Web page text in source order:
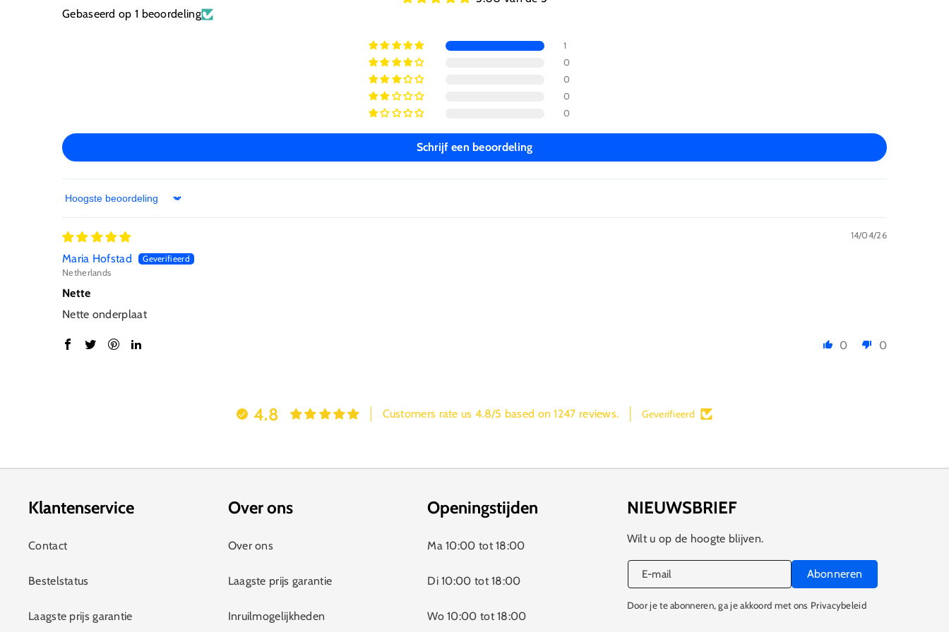
Gebaseerd op 1 beoordeling
1
0
0
0
0
Schrijf een beoordeling
Sort by
14/04/26
Maria Hofstad
Netherlands
Nette
Nette onderplaat
0 0
4.8 Customers rate us 4.8/5 based on 1247 reviews. Geverifieerd
Klantenservice
Contact
Bestelstatus
Laagste prijs garantie
Over ons
Over ons
Laagste prijs garantie
Inruilmogelijkheden
Openingstijden
Ma 10:00 tot 18:00
Di 10:00 tot 18:00
Wo 10:00 tot 18:00
NIEUWSBRIEF
Wilt u op de hoogte blijven.
E‑mail Abonneren
Door je te abonneren, ga je akkoord met ons Privacybeleid